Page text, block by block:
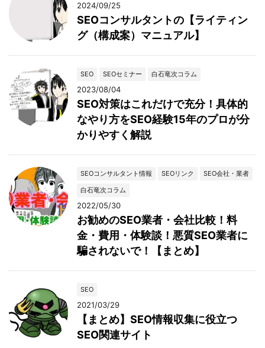
2024/09/25
SEOコンサルタントの【ライティン
グ（構成案）マニュアル】
SEO SEOセミナー 白石竜次コラム
2023/08/04
SEO対策はこれだけで充分！具体的
なやり方をSEO経験15年のプロが分
かりやすく解説
SEOコンサルタント情報 SEOリンク
SEO会社・業者
白石竜次コラム
2022/05/30
お勧めのSEO業者・会社比較！料
金・費用・体験談！悪質SEO業者に
騙されないで！【まとめ】
SEO
2021/03/29
【まとめ】SEO情報収集に役立つ
SEO関連サイト